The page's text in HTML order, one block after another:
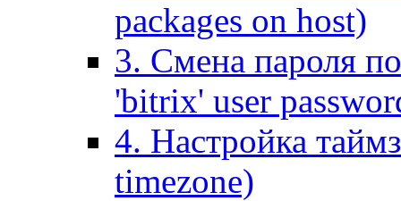
packages on host)
3. Смена пароля
'bitrix' user
4. Настройка
timezone)